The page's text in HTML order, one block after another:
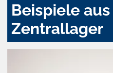
Beispiele
Zentrallager